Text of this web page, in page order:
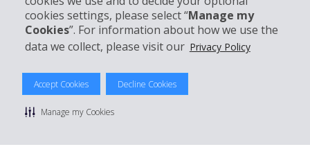
cookies settings, please select “Manage my
Cookies”. For information about how we use the
data we collect, please visit our Privacy Policy
Accept Cookies Decline Cookies
Manage my Cookies
Mieten bei Hertz
© 2026 The Hertz System, Inc.
Datenschutzrichtlinie | Nutzungsbedingungen
Sitemap Cookies verwalten